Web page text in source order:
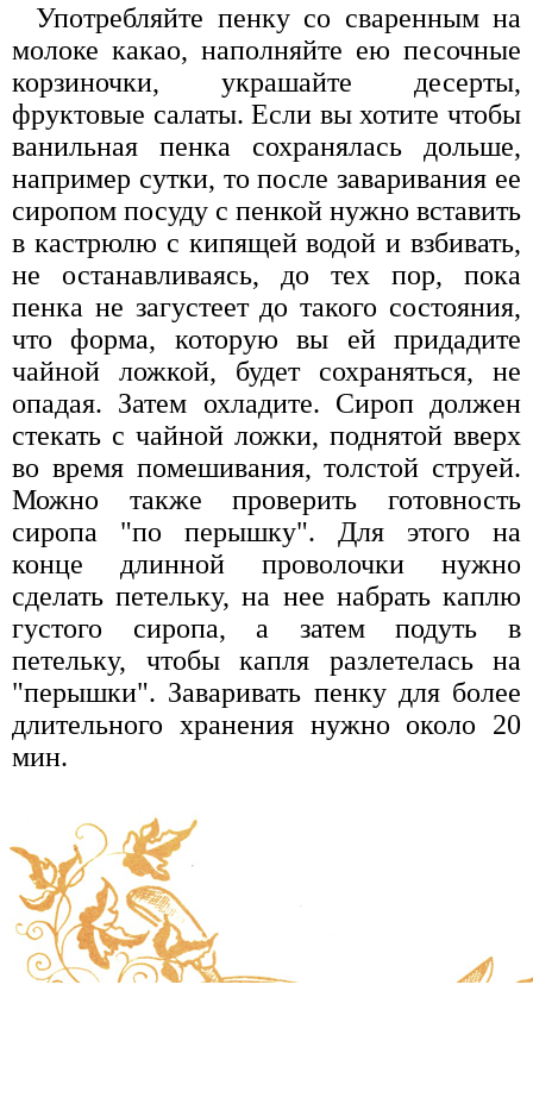
Употребляйте пенку со сваренным на
молоке какао, наполняйте ею песочные
корзиночки, украшайте десерты,
фруктовые салаты. Если вы хотите чтобы
ванильная пенка сохранялась дольше,
например сутки, то после заваривания ее
сиропом посуду с пенкой нужно вставить
в кастрюлю с кипящей водой и взбивать,
не останавливаясь, до тех пор, пока
пенка не загустеет до такого состояния,
что форма, которую вы ей придадите
чайной ложкой, будет сохраняться, не
опадая. Затем охладите. Сироп должен
стекать с чайной ложки, поднятой вверх
во время помешивания, толстой струей.
Можно также проверить готовность
сиропа "по перышку". Для этого на
конце длинной проволочки нужно
сделать петельку, на нее набрать каплю
густого сиропа, а затем подуть в
петельку, чтобы капля разлетелась на
"перышки". Заваривать пенку для более
длительного хранения нужно около 20
мин.